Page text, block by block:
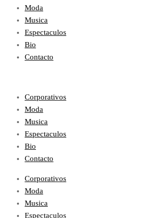
Moda
Musica
Espectaculos
Bio
Contacto
Corporativos
Moda
Musica
Espectaculos
Bio
Contacto
Corporativos
Moda
Musica
Espectaculos